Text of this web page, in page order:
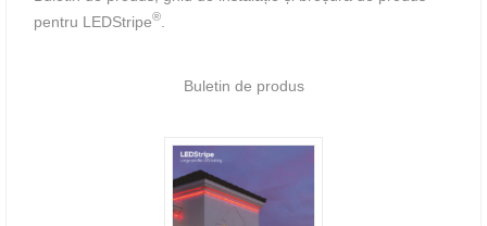
pentru LEDStripe®
Buletin de produs